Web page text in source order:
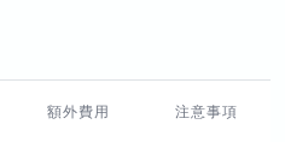
額外費用 注意事項